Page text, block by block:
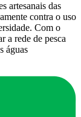
artesanais das
contra o uso
Com o
a rede de pesca
águas